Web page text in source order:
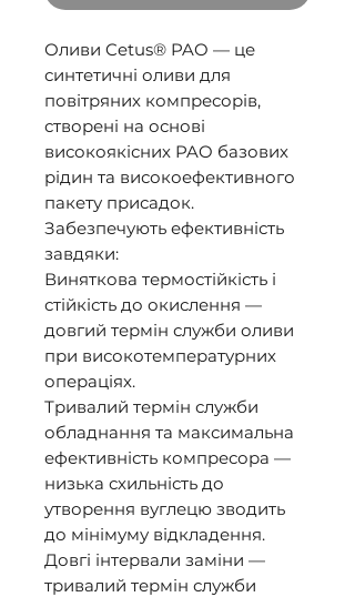
Оливи Cetus® PAO — це
синтетичні оливи для
повітряних компресорів,
створені на основі
високоякісних PAO базових
рідин та високоефективного
пакету присадок.
Забезпечують ефективність
завдяки:
Виняткова термостійкість і
стійкість до окислення —
довгий термін служби оливи
при високотемпературних
операціях.
Тривалий термін служби
обладнання та максимальна
ефективність компресора —
низька схильність до
утворення вуглецю зводить
до мінімуму відкладення.
Довгі інтервали заміни —
тривалий термін служби